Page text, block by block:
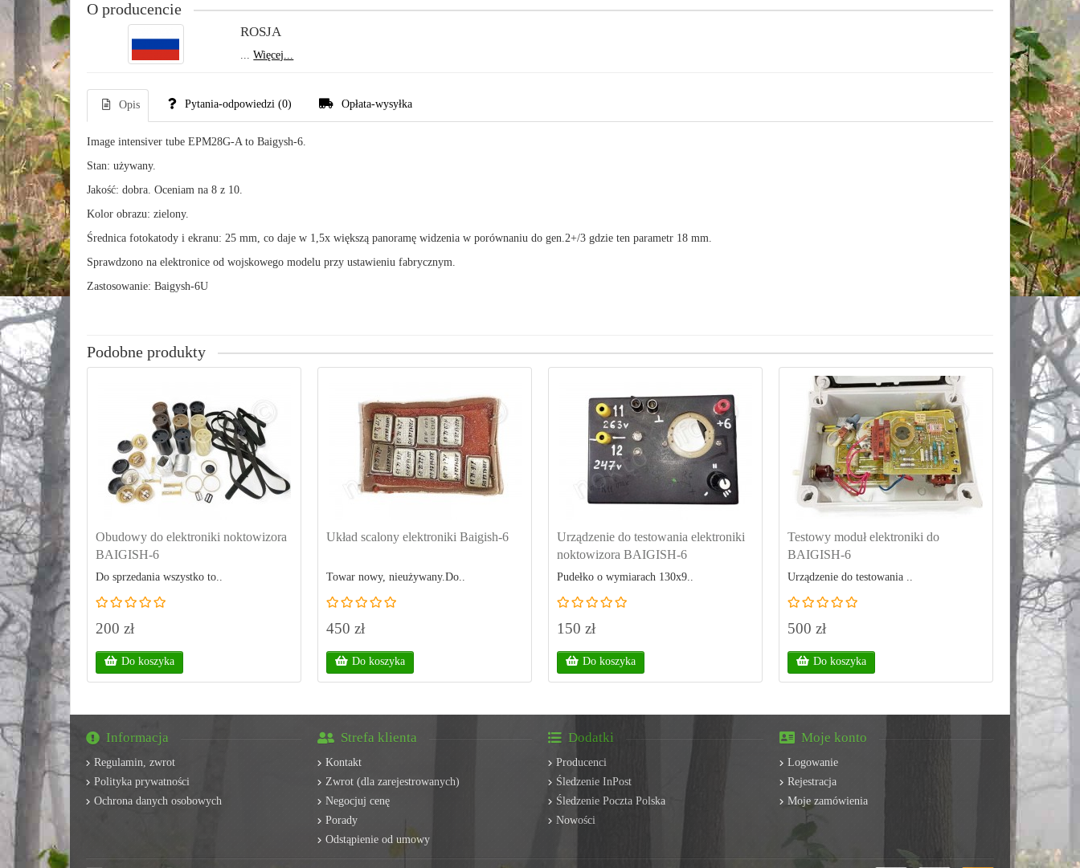
O producencie
ROSJA
...Więcej...
Opis Pytania-odpowiedzi (0) Opłata-wysyłka
Image intensiver tube EPM28G-A to Baigysh-6.
Stan: używany.
Jakość: dobra. Oceniam na 8 z 10.
Kolor obrazu: zielony.
Średnica fotokatody i ekranu: 25 mm, co daje w 1,5x większą panoramę widzenia w porównaniu do gen.2+/3 gdzie ten parametr 18 mm.
Sprawdzono na elektronice od wojskowego modelu przy ustawieniu fabrycznym.
Zastosowanie: Baigysh-6U
Podobne produkty
Obudowy do elektroniki noktowizora
BAIGISH-6
Do sprzedania wszystko to..
200 zł
Do koszyka
Układ scalony elektroniki Baigish-6
Towar nowy, nieużywany.Do..
450 zł
Do koszyka
Urządzenie do testowania elektroniki
noktowizora BAIGISH-6
Pudełko o wymiarach 130x9..
150 zł
Do koszyka
Testowy moduł elektroniki do
BAIGISH-6
Urządzenie do testowania ..
500 zł
Do koszyka
Informacja
Regulamin, zwrot
Polityka prywatności
Ochrona danych osobowych
Strefa klienta
Kontakt
Zwrot (dla zarejestrowanych)
Negocjuj cenę
Porady
Odstąpienie od umowy
Dodatki
Producenci
Śledzenie InPost
Śledzenie Poczta Polska
Nowości
Moje konto
Logowanie
Rejestracja
Moje zamówienia